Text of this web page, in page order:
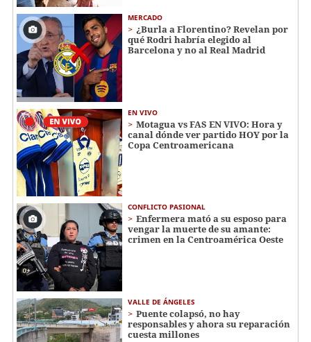
MERCADO
¿Burla a Florentino? Revelan por
qué Rodri habría elegido al
Barcelona y no al Real Madrid
EN VIVO
Motagua vs FAS EN VIVO: Hora y
canal dónde ver partido HOY por la
Copa Centroamericana
CONFLICTO PASIONAL
Enfermera mató a su esposo para
vengar la muerte de su amante:
crimen en la Centroamérica Oeste
VALLE DE ÁNGELES
Puente colapsó, no hay
responsables y ahora su reparación
cuesta millones